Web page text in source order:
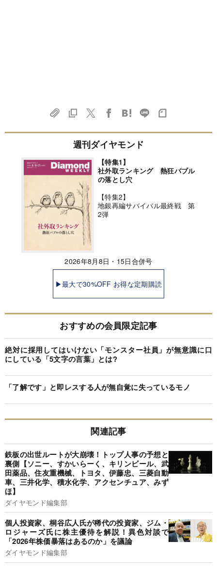
週刊ダイヤモンド
【特集1】
社外取ランキング 熱狂バブル
の落とし穴
【特集2】
地銀再編サバイバル最終戦 第
2弾
2026年8月8日・15日合併号
▶最大で30%OFF お得な定期購読
おすすめの会員限定記事
絶対に採用してはいけない「モンスター社員」が無意識に口
にしている「5文字の言葉」とは?
「了解です」と即レスする人が無自覚に失っているモノ
関連記事
鉄板の出世ルートが大崩壊！トップ人事の予想と
裏側【ソニー、すかいらーく、キリンビール、武
田薬品、住友重機械、トヨタ、伊藤忠、三菱自動
車、三井化学、積水化学、アクセンチュア、みず
ほ】
ダイヤモンド編集部
個人投資家、桐谷広人氏が稀代の投資家、ジム・
ロジャーズ氏に株主優待を解説！異色対談で
「2026年株価暴落はあるのか」を議論
ダイヤモンド編集部